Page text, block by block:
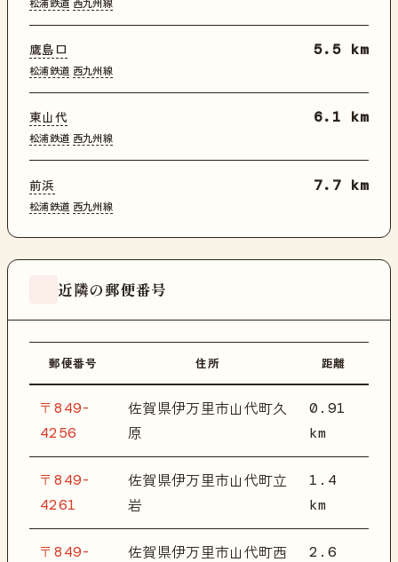
鷹島口
松浦鉄道 西九州線
5.5 km
東山代
松浦鉄道 西九州線
6.1 km
前浜
松浦鉄道 西九州線
7.7 km
近隣の郵便番号
郵便番号 住所 距離
〒849-
4256
佐賀県伊万里市山代町久
原
0.91
km
〒849-
4261
佐賀県伊万里市山代町立
岩
1.4
km
〒849- 佐賀県伊万里市山代町西 2.6